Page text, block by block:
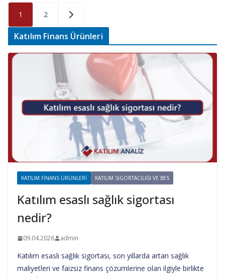
Yazı
sayfalaması
1 2
Katılım Finans Ürünleri
KATILIM FINANS ÜRÜNLERI KATILIM SIGORTACILIĞI VE BES
Katılım esaslı sağlık sigortası
nedir?
09.04.2026 admin
Katılım esaslı sağlık sigortası, son yıllarda artan sağlık
maliyetleri ve faizsiz finans çözümlerine olan ilgiyle birlikte